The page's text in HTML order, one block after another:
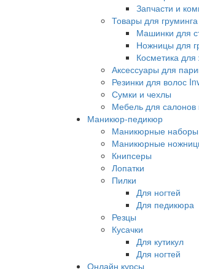
Запчасти и
Товары для груминга
Машинки для
Ножницы для
Косметика
Аксессуары для
Резинки для волос
Сумки и чехлы
Мебель для салонов
Маникюр-педикюр
Маникюрные наборы
Маникюрные
Книпсеры
Лопатки
Пилки
Для ногтей
Для педикюра
Резцы
Кусачки
Для кутикул
Для ногтей
Онлайн курсы